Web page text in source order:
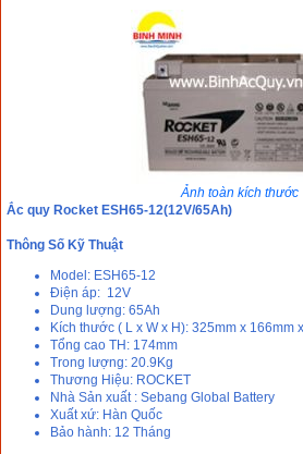
Ảnh toàn kích thước
Ắc quy Rocket ESH65-12(12V/65Ah)
Thông Số Kỹ Thuật
Model: ESH65-12
Điện áp: 12V
Dung lượng: 65Ah
Kích thước ( L x W x H): 325mm x 166mm
Tổng cao TH: 174mm
Trong lượng: 20.9Kg
Thương Hiệu: ROCKET
Nhà Sản xuất : Sebang Global Battery
Xuất xứ: Hàn Quốc
Bảo hành: 12 Tháng